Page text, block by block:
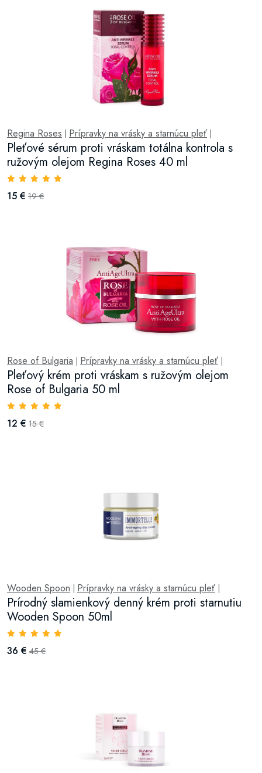
Regina Roses | Prípravky na vrásky a starnúcu pleť |
Pleťové sérum proti vráskam totálna kontrola s
ružovým olejom Regina Roses 40 ml
15 € 19 €
Rose of Bulgaria | Prípravky na vrásky a starnúcu pleť |
Pleťový krém proti vráskam s ružovým olejom
Rose of Bulgaria 50 ml
12 € 15 €
Wooden Spoon | Prípravky na vrásky a starnúcu pleť |
Prírodný slamienkový denný krém proti starnutiu
Wooden Spoon 50ml
36 € 45 €